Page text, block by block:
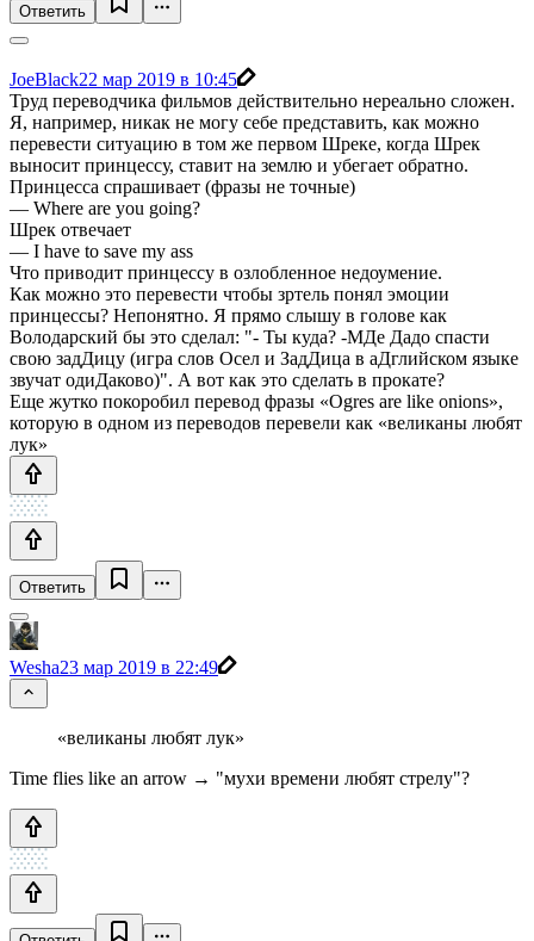
Ответить
JoeBlack22 мар 2019 в 10:45
Труд переводчика фильмов действительно нереально сложен.
Я, например, никак не могу себе представить, как можно
перевести ситуацию в том же первом Шреке, когда Шрек
выносит принцессу, ставит на землю и убегает обратно.
Принцесса спрашивает (фразы не точные)
— Where are you going?
Шрек отвечает
— I have to save my ass
Что приводит принцессу в озлобленное недоумение.
Как можно это перевести чтобы зртель понял эмоции
принцессы? Непонятно. Я прямо слышу в голове как
Володарский бы это сделал: "- Ты куда? -МДе Дадо спасти
свою задДицу (игра слов Осел и ЗадДица в аДглийском языке
звучат одиДаково)". А вот как это сделать в прокате?
Еще жутко покоробил перевод фразы «Ogres are like onions»,
которую в одном из переводов перевели как «великаны любят
лук»
Ответить
Wesha23 мар 2019 в 22:49
«великаны любят лук»
Time flies like an arrow → "мухи времени любят стрелу"?